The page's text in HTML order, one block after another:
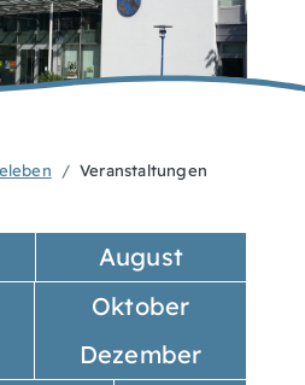
Veranstaltungen
August
Oktober
Dezember